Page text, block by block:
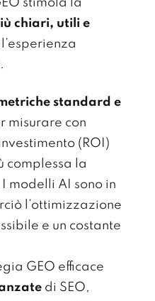
stimola la
chiari, utili e
standard e
misurare con
(ROI)
complessa la
modelli AI sono in
l’ottimizzazione
e un costante
GEO efficace
di SEO,